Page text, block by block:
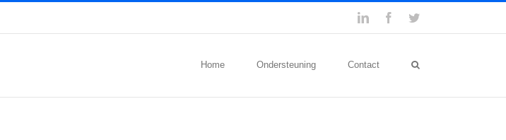
LinkedInFacebookTwitter
Home Ondersteuning Contact